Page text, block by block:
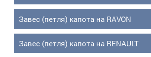
Завес (петля) капота на RAVON
Завес (петля) капота на RENAULT